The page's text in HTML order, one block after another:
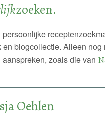
zoeken.
blogcollectie. Alleen nog
zoals die van
Oehlen